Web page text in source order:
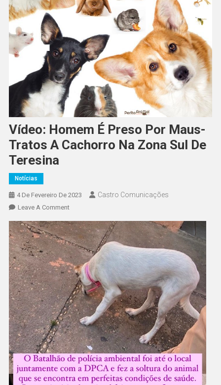
Vídeo: Homem É Preso Por Maus-
Tratos A Cachorro Na Zona Sul De
Teresina
Notícias
4 De Fevereiro De 2023 Castro Comunicações
Leave A Comment